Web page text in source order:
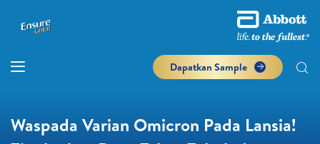
Dapatkan Sample
Waspada Varian Omicron Pada Lansia!